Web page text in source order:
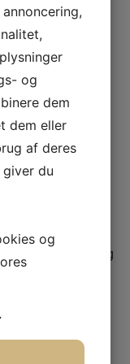
som er
fordi Jørgen
han først
om, at han nu
Frederiksberg
fuld at
rørt glimt bag
erkendtlighed, og
andre, dog
på LinkedIn:
og
dem
dem eller
af deres
du
og